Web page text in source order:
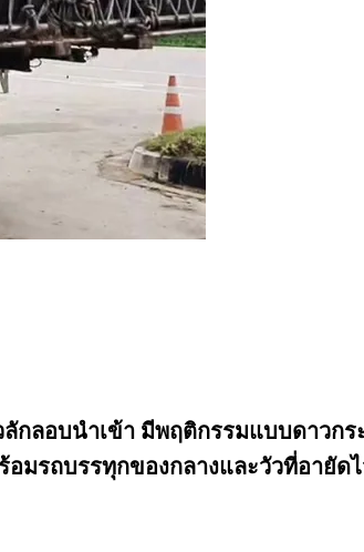
ลอบนำเข้า มีพฤติกรรมแบบดาวกร
มรถบรรทุกของกลางและวัวที่อายัด